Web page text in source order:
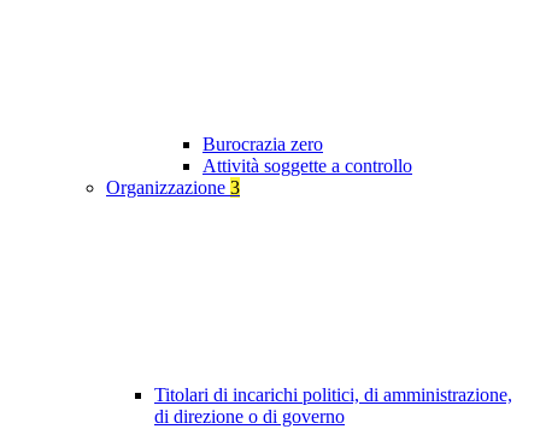
Burocrazia zero
Attività soggette a controllo
Organizzazione 3
Titolari di incarichi politici, di amministrazione,
di direzione o di governo